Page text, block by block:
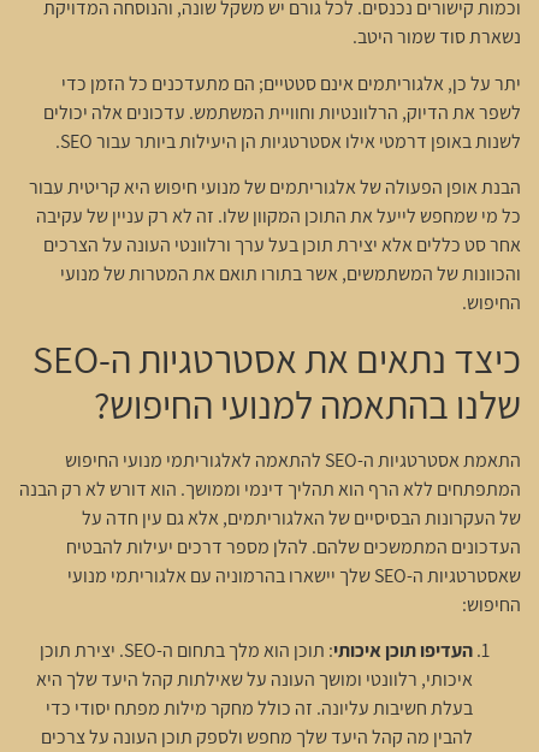
וכמות קישורים נכנסים. לכל גורם יש משקל שונה, והנוסחה המדויקת
נשארת סוד שמור היטב.
יתר על כן, אלגוריתמים אינם סטטיים; הם מתעדכנים כל הזמן כדי
לשפר את הדיוק, הרלוונטיות וחוויית המשתמש. עדכונים אלה יכולים
לשנות באופן דרמטי אילו אסטרטגיות הן היעילות ביותר עבור SEO.
הבנת אופן הפעולה של אלגוריתמים של מנועי חיפוש היא קריטית עבור
כל מי שמחפש לייעל את התוכן המקוון שלו. זה לא רק עניין של עקיבה
אחר סט כללים אלא יצירת תוכן בעל ערך ורלוונטי העונה על הצרכים
והכוונות של המשתמשים, אשר בתורו תואם את המטרות של מנועי
החיפוש.
כיצד נתאים את אסטרטגיות ה-SEO
שלנו בהתאמה למנועי החיפוש?
התאמת אסטרטגיות ה-SEO להתאמה לאלגוריתמי מנועי החיפוש
המתפתחים ללא הרף הוא תהליך דינמי וממושך. הוא דורש לא רק הבנה
של העקרונות הבסיסיים של האלגוריתמים, אלא גם עין חדה על
העדכונים המתמשכים שלהם. להלן מספר דרכים יעילות להבטיח
שאסטרטגיות ה-SEO שלך יישארו בהרמוניה עם אלגוריתמי מנועי
החיפוש:
העדיפו תוכן איכותי
: תוכן הוא מלך בתחום ה-SEO. יצירת תוכן
איכותי, רלוונטי ומושך העונה על שאילתות קהל היעד שלך היא
בעלת חשיבות עליונה. זה כולל מחקר מילות מפתח יסודי כדי
להבין מה קהל היעד שלך מחפש ולספק תוכן העונה על צרכים